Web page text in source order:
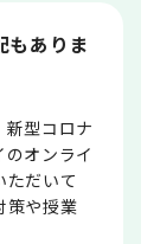
もありま
新型コロナ
オンライ
ただいて
策や授業